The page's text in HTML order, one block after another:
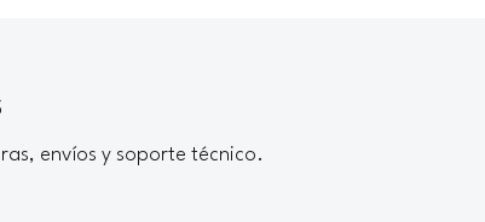
envíos y soporte técnico.